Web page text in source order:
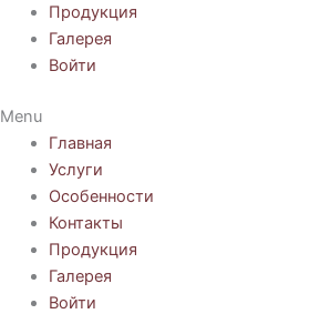
Продукция
Галерея
Войти
Menu
Главная
Услуги
Особенности
Контакты
Продукция
Галерея
Войти